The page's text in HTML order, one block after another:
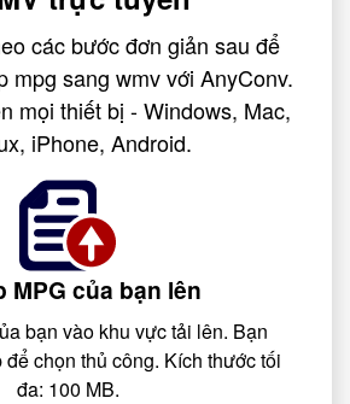
các bước đơn giản sau để
mpg sang wmv với AnyConv.
mọi thiết bị - Windows, Mac,
iPhone, Android.
MPG của bạn lên
bạn vào khu vực tải lên. Bạn
chọn thủ công. Kích thước tối
đa: 100 MB.